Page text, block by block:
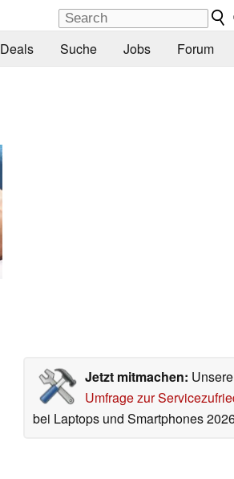
Deals Suche Jobs Forum
Jetzt mitmachen:
Umfrage zur
bei Laptops und Smartphones